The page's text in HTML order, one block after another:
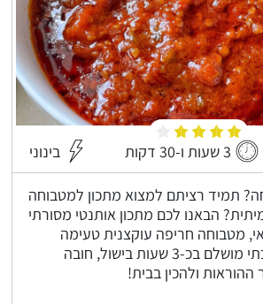
3 שעות ו-30 דקות בינוני
תמיד רציתם למצוא מתכון למטבוחה
הבאנו לכם מתכון אותנטי מסורתי
מטבוחה חריפה עוקצנית טעימה
במיוחד במרקם ריבתי מושלם בכ-3 שעות בישול, חובה
ולהכין בבית!